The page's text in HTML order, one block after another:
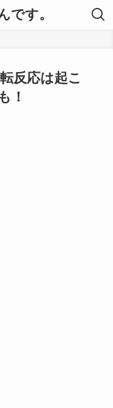
です。
反応は起こ
！